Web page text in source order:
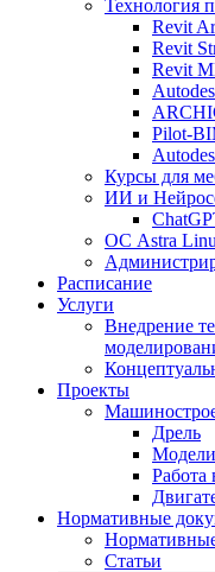
Технология
Revit
Revit
Revit
Pilot-
Курсы для
ИИ и
ОС Astra
Расписание
Услуги
Внедрение
Проекты
Дрель
Работа
Нормативные
Статьи